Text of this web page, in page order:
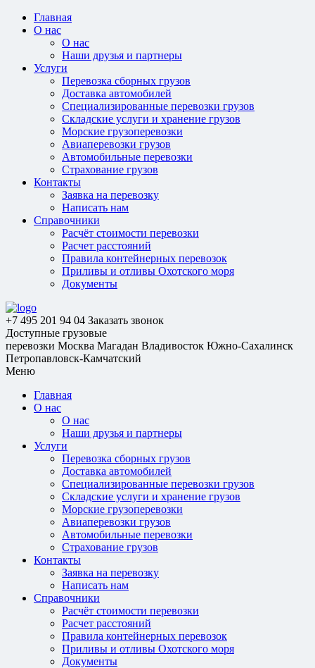
Главная
О нас
О нас
Наши друзья и партнеры
Услуги
Перевозка сборных грузов
Доставка автомобилей
Специализированные перевозки грузов
Складские услуги и хранение грузов
Морские грузоперевозки
Авиаперевозки грузов
Автомобильные перевозки
Страхование грузов
Контакты
Заявка на перевозку
Написать нам
Справочники
Расчёт стоимости перевозки
Расчет расстояний
Правила контейнерных перевозок
Приливы и отливы Охотского моря
Документы
+7 495 201 94 04 Заказать звонок
Доступные грузовые
перевозки Москва Магадан Владивосток Южно-Сахалинск
Петропавловск-Камчатский
Меню
Главная
О нас
О нас
Наши друзья и партнеры
Услуги
Перевозка сборных грузов
Доставка автомобилей
Специализированные перевозки грузов
Складские услуги и хранение грузов
Морские грузоперевозки
Авиаперевозки грузов
Автомобильные перевозки
Страхование грузов
Контакты
Заявка на перевозку
Написать нам
Справочники
Расчёт стоимости перевозки
Расчет расстояний
Правила контейнерных перевозок
Приливы и отливы Охотского моря
Документы